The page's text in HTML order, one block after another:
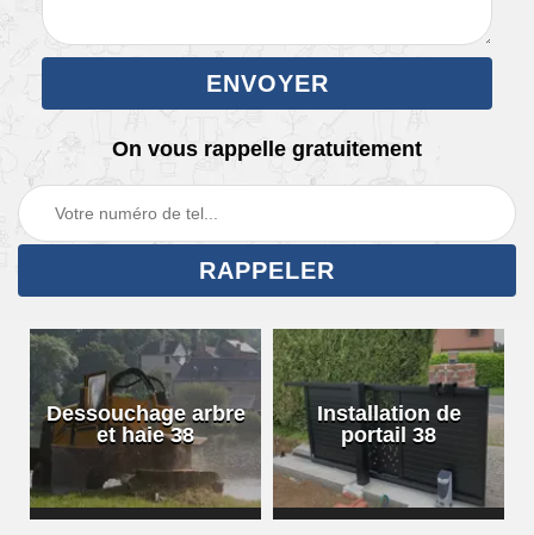
On vous rappelle gratuitement
Dessouchage arbre
et haie 38
Installation de
portail 38